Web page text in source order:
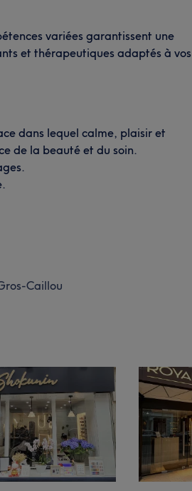
variées garantissent une
et thérapeutiques adaptés à vos
dans lequel calme, plaisir et
de la beauté et du soin.
Caillou